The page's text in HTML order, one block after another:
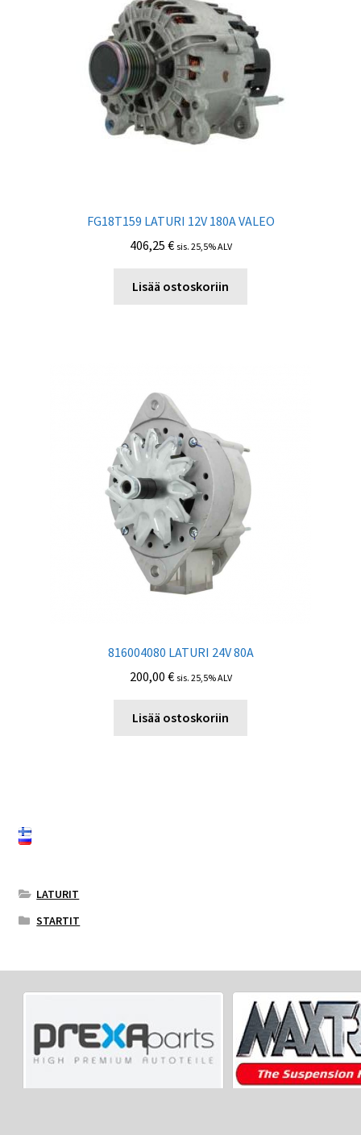
FG18T159 LATURI 12V 180А VALEO
406,25 € sis. 25,5% ALV
Lisää ostoskoriin
816004080 LATURI 24V 80A
200,00 € sis. 25,5% ALV
Lisää ostoskoriin
LATURIT
STARTIT